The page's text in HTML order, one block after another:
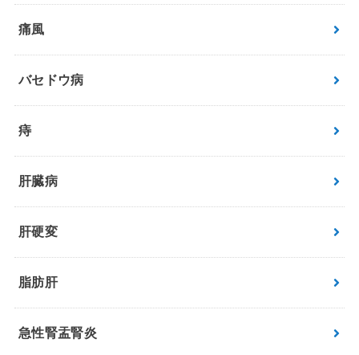
痛風
バセドウ病
痔
肝臓病
肝硬変
脂肪肝
急性腎盂腎炎